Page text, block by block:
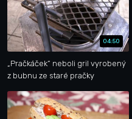
04:50
„Pračkáček“ neboli gril vyrobený
z bubnu ze staré pračky